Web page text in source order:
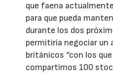
que faena
para que pueda
durante los dos
permitiría negociar un
británicos “con los
compartimos 100